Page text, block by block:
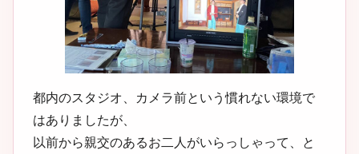
都内のスタジオ、カメラ前という慣れない環境で
はありましたが、
以前から親交のあるお二人がいらっしゃって、と